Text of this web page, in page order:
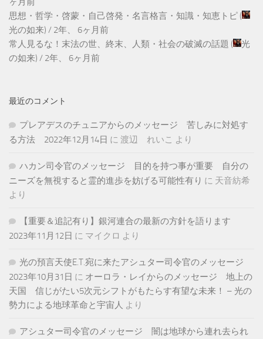
思想・哲学・啓蒙・自己啓発・名言格言・知識・知恵トピ (
光の如来) / 2年、 6ヶ月前
常人見るな！末法の世、終末、人類・社会の破滅の話題 (
光
の如来) / 2年、 6ヶ月前
最近のコメント
プレアデスのチュニアからのメッセージ 苦しみに対処す
る方法 2022年12月14日 に 渡辺 れいこ より
ハカン司令官のメッセージ 目的を持つ事が重要 自分の
ニーズを無視すると霊的進歩を妨げる可能性有り に 天音紡希
より
【重要＆追記有り】銀河連合の最新の方針を語ります
2023年11月12日 に マイクロ より
光の預言天使E.T.宛に来たアシュター司令官のメッセージ
2023年10月31日 に オーロラ・レイからのメッセージ 地上の
天国 信じがたい5次元シフトがもたらす有望な未来！ – 光の
勢力による地球革命と宇宙人 より
アシュター司令官のメッセージ 闇は地球から連れ去られ